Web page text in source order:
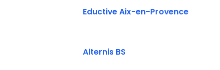
Eductive Aix-en-Provence
Alternis BS